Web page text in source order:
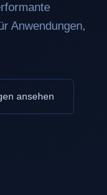
Anwendungen,
ansehen